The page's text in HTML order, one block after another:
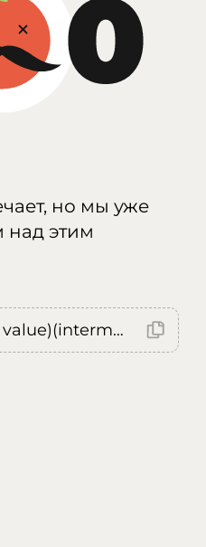
но мы уже
над этим
Error: (intermediate value)(intermediate value)(intermediate value).replaceAll is not a function